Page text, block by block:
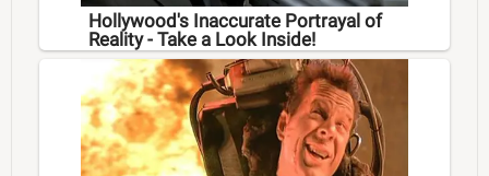
Hollywood's Inaccurate Portrayal of
Reality - Take a Look Inside!